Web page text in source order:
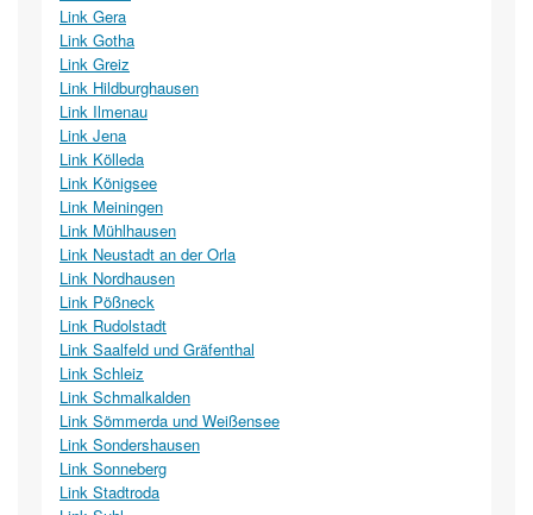
Link Gera
Link Gotha
Link Greiz
Link Hildburghausen
Link Ilmenau
Link Jena
Link Kölleda
Link Königsee
Link Meiningen
Link Mühlhausen
Link Neustadt an der Orla
Link Nordhausen
Link Pößneck
Link Rudolstadt
Link Saalfeld und Gräfenthal
Link Schleiz
Link Schmalkalden
Link Sömmerda und Weißensee
Link Sondershausen
Link Sonneberg
Link Stadtroda